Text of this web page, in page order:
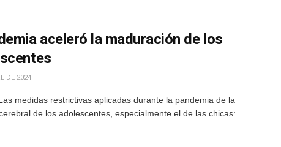
aceleró la maduración de los
DE 2024
medidas restrictivas aplicadas durante la pandemia de la
de los adolescentes, especialmente el de las chicas: